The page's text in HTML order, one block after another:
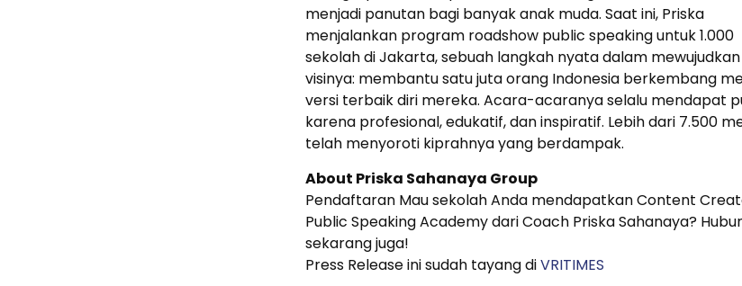
menjadi panutan bagi banyak anak muda. Saat ini, Priska
menjalankan program roadshow public speaking untuk 1.000
sekolah di Jakarta, sebuah langkah nyata dalam mewujudkan
visinya: membantu satu juta orang Indonesia berkembang
versi terbaik diri mereka. Acara-acaranya selalu mendapat
karena profesional, edukatif, dan inspiratif. Lebih dari 7.500
telah menyoroti kiprahnya yang berdampak.
About Priska Sahanaya Group
Pendaftaran Mau sekolah Anda mendapatkan Content
Public Speaking Academy dari Coach Priska Sahanaya?
sekarang juga!
Press Release ini sudah tayang diVRITIMES